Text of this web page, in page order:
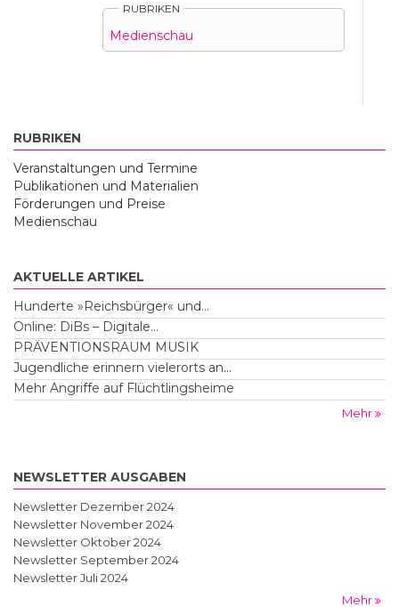
RUBRIKEN
Medienschau
RUBRIKEN
Veranstaltungen und Termine
Publikationen und Materialien
Förderungen und Preise
Medienschau
AKTUELLE ARTIKEL
Hunderte »Reichsbürger« und...
Online: DiBs – Digitale...
PRÄVENTIONSRAUM MUSIK
Jugendliche erinnern vielerorts an...
Mehr Angriffe auf Flüchtlingsheime
Mehr
NEWSLETTER AUSGABEN
Newsletter Dezember 2024
Newsletter November 2024
Newsletter Oktober 2024
Newsletter September 2024
Newsletter Juli 2024
Mehr